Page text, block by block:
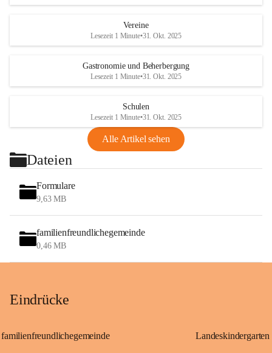
Vereine
Lesezeit 1 Minute•31. Okt. 2025
Gastronomie und Beherbergung
Lesezeit 1 Minute•31. Okt. 2025
Schulen
Lesezeit 1 Minute•31. Okt. 2025
Alle Artikel sehen
Dateien
Formulare
9,63 MB
familienfreundlichegemeinde
0,46 MB
Eindrücke
familienfreundlichegemeinde